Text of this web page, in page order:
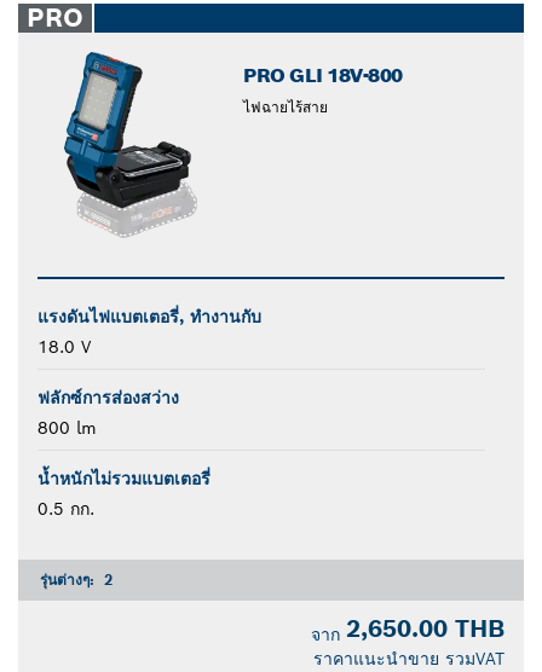
PRO
PRO GLI 18V-800
ไฟฉายไร้สาย
แรงดันไฟแบตเตอรี่, ทำงานกับ
18.0 V
ฟลักซ์การส่องสว่าง
800 lm
น้ำหนักไม่รวมแบตเตอรี่
0.5 กก.
รุ่นต่างๆ: 2
จาก 2,650.00 THB
ราคาแนะนำขาย รวมVAT